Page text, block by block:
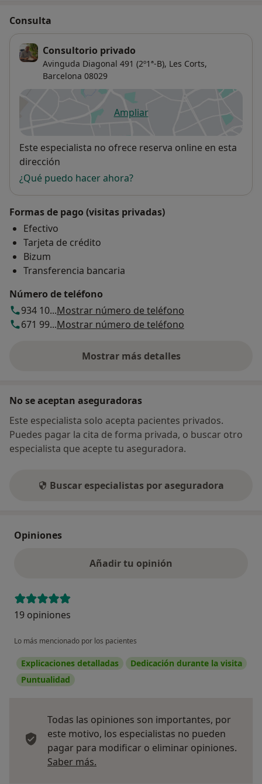
Consulta
Consultorio privado
Avinguda Diagonal 491 (2º1ª-B), Les Corts,
Barcelona 08029
Ampliarse abre en una nueva
Disponibilidad
Este especialista no ofrece reserva online en esta
dirección
¿Qué puedo hacer ahora?
Formas de pago (visitas privadas)
Efectivo
Tarjeta de crédito
Bizum
Transferencia bancaria
Número de teléfono
934 10...Mostrar número de teléfono
671 99...Mostrar número de teléfono
Mostrar más detalles
sobre la dirección
No se aceptan aseguradoras
Este especialista solo acepta pacientes privados.
Puedes pagar la cita de forma privada, o buscar otro
especialista que acepte tu aseguradora.
Buscar especialistas por aseguradora
Opiniones
Añadir tu opinión
19 opiniones
Lo más mencionado por los pacientes
Explicaciones detalladas
Dedicación durante la visita
Puntualidad
Todas las opiniones son importantes, por
este motivo, los especialistas no pueden
pagar para modificar o eliminar opiniones.
Saber más.